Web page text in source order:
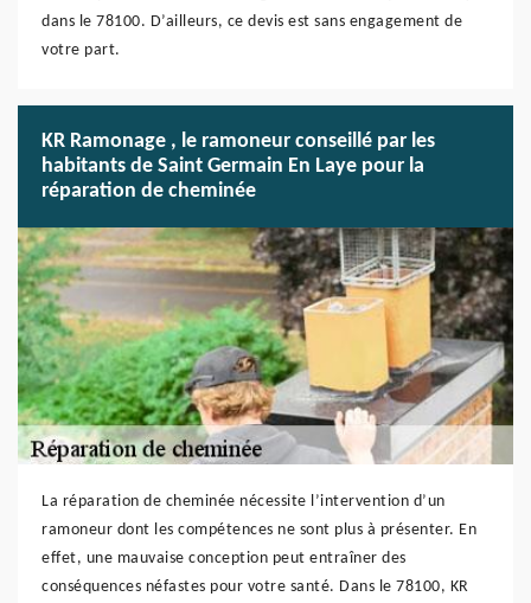
dans le 78100. D’ailleurs, ce devis est sans engagement de
votre part.
KR Ramonage , le ramoneur conseillé par les
habitants de Saint Germain En Laye pour la
réparation de cheminée
La réparation de cheminée nécessite l’intervention d’un
ramoneur dont les compétences ne sont plus à présenter. En
effet, une mauvaise conception peut entraîner des
conséquences néfastes pour votre santé. Dans le 78100, KR